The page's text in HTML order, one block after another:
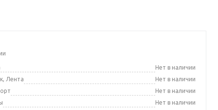
Нет в наличии
Лента
Нет в наличии
Нет в наличии
Нет в наличии